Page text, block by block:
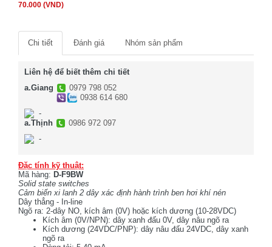
70.000 (VND)
Chi tiết Đánh giá Nhóm sản phẩm
Liên hệ để biết thêm chi tiết
a.Giang
0979 798 052
0938 614 680
-
a.Thịnh
0986 972 097
-
Đặc tính kỹ thuật:
Mã hàng: D-F9BW
Solid state switches
Cảm biến xi lanh 2 dây xác định hành trình ben hơi khí nén
Dây thẳng - In-line
Ngõ ra: 2-dây NO, kích âm (0V) hoặc kích dương (10-28VDC)
Kích âm (0V/NPN): dây xanh đấu 0V, dây nâu ngõ ra
Kích dương (24VDC/PNP): dây nâu đấu 24VDC, dây xanh
ngõ ra